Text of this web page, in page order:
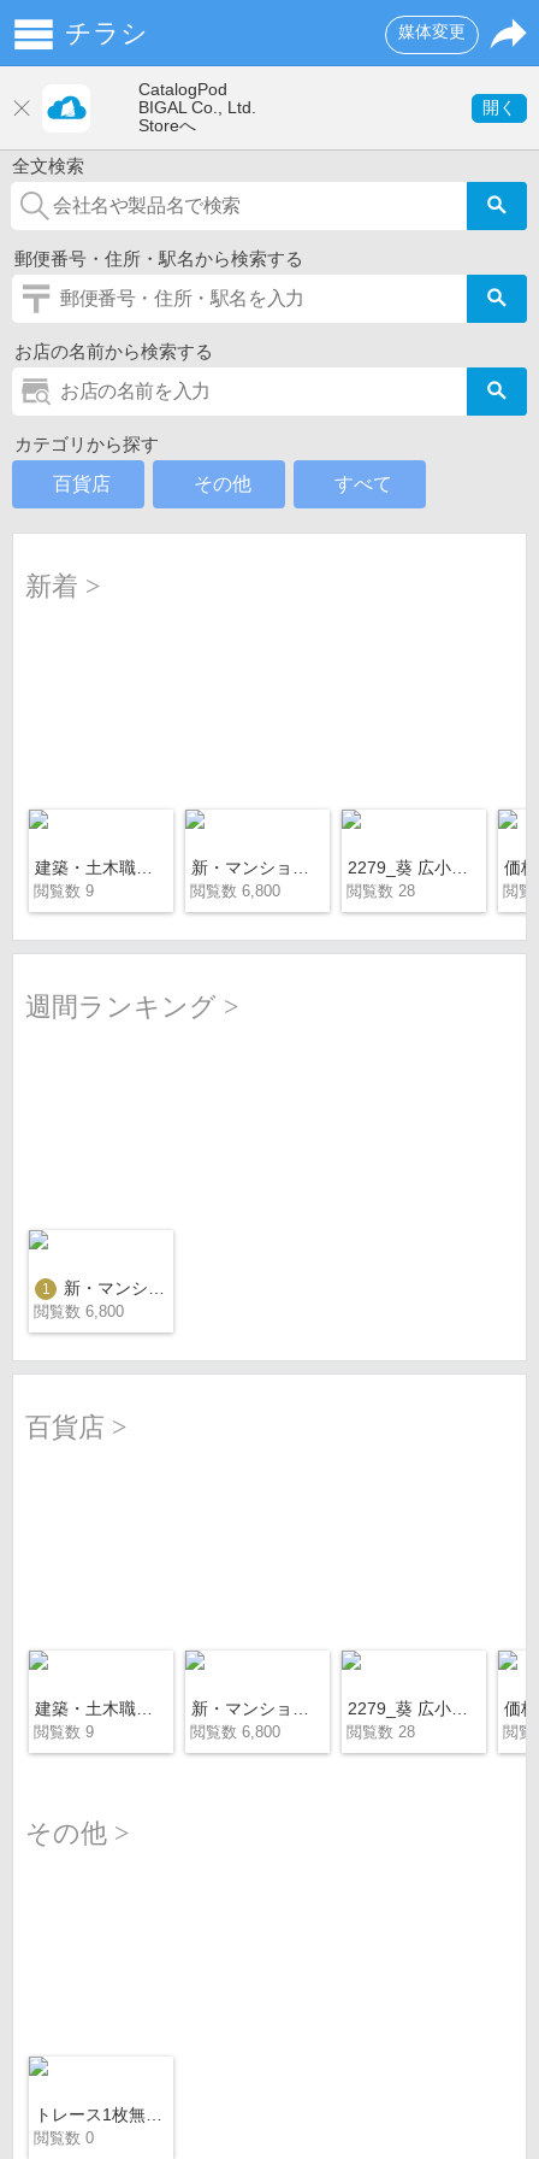
チラシ 媒体変更
CatalogPod
BIGAL Co., Ltd.
Storeへ
開く
全文検索
郵便番号・住所・駅名から検索する
お店の名前から検索する
カテゴリから探す
百貨店 その他 すべて
新着 >
建築・土木職の方にお勧めする資産運用マンション
閲覧数 9
新・マンション経営のご提案_2025ver
閲覧数 6,800
2279_葵 広小路通
閲覧数 28
閲覧
週間ランキング >
1
新・マンション経営のご提案_2025ver
閲覧数 6,800
百貨店 >
建築・土木職の方にお勧めする資産運用マンション
閲覧数 9
新・マンション経営のご提案_2025ver
閲覧数 6,800
2279_葵 広小路通
閲覧数 28
閲覧
その他 >
トレース1枚無料お試しキャンペーンチラシ
閲覧数 0